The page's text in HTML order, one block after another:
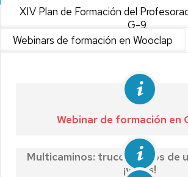
XIV Plan de Formación del
G-9
Webinars de formación en Wooclap
Webinar de formación en
Multicaminos: trucos, casos de
¡y más!